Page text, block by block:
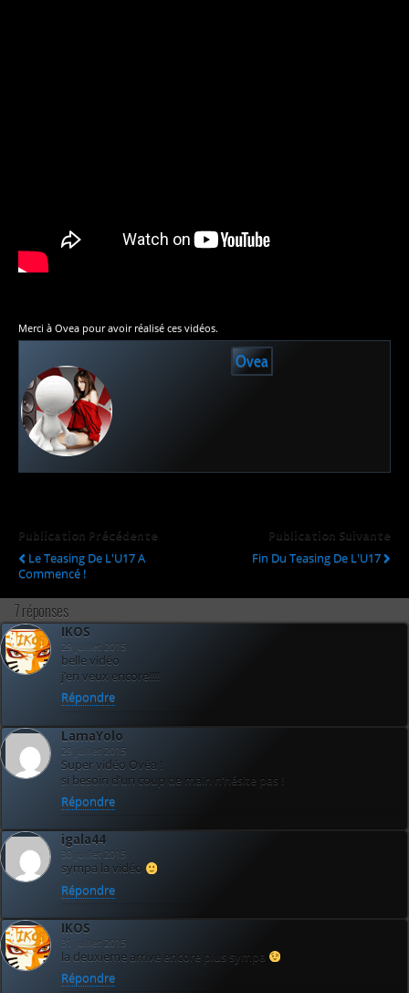
Merci à Ovea pour avoir réalisé ces vidéos.
Ovea
Publication Précédente
Le Teasing De L'U17 A
Commencé !
Publication Suivante
Fin Du Teasing De L'U17
7 réponses
IKOS
29 juillet 2015
belle vidéo
j’en veux encore!!!!
Répondre
LamaYolo
29 juillet 2015
Super vidéo Ovéa !
si besoin d’un coup de main n’hésite pas !
Répondre
igala44
30 juillet 2015
sympa la vidéo
Répondre
IKOS
31 juillet 2015
la deuxieme arrive encore plus sympa
Répondre